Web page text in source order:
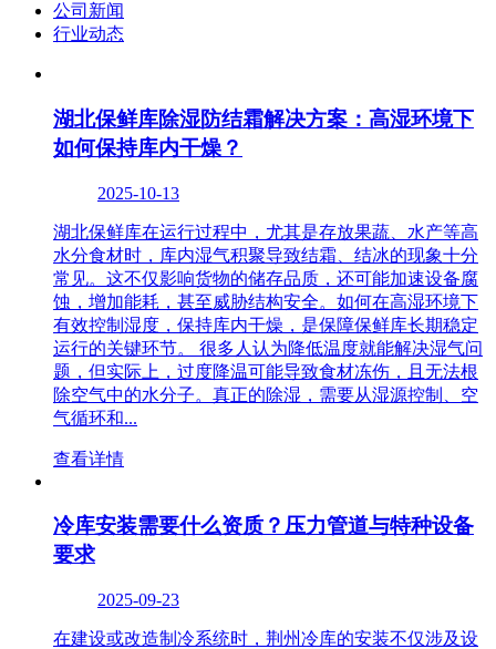
公司新闻
行业动态
湖北保鲜库除湿防结霜解决方案：高湿环境下
如何保持库内干燥？
2025-10-13
湖北保鲜库在运行过程中，尤其是存放果蔬、水产等高
水分食材时，库内湿气积聚导致结霜、结冰的现象十分
常见。这不仅影响货物的储存品质，还可能加速设备腐
蚀，增加能耗，甚至威胁结构安全。如何在高湿环境下
有效控制湿度，保持库内干燥，是保障保鲜库长期稳定
运行的关键环节。 很多人认为降低温度就能解决湿气问
题，但实际上，过度降温可能导致食材冻伤，且无法根
除空气中的水分子。真正的除湿，需要从湿源控制、空
气循环和...
查看详情
冷库安装需要什么资质？压力管道与特种设备
要求
2025-09-23
在建设或改造制冷系统时，荆州冷库的安装不仅涉及设